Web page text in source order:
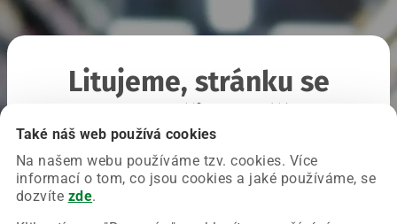
Také náš web používá cookies
Na našem webu používáme tzv. cookies. Více
informací o tom, co jsou cookies a jaké používáme, se
dozvíte zde.
Litujeme, stránku se
Chyba nastala na naší straně a už ji opravujeme.
Zkuste prosím znovu načíst požadovanou stránku.